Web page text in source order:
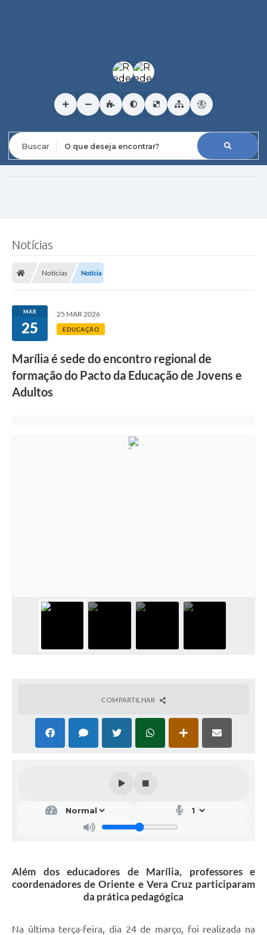
Notícias
Notícias Notícia
MAR
25
25 MAR 2026
EDUCAÇÃO
Marília é sede do encontro regional de
formação do Pacto da Educação de Jovens e
Adultos
COMPARTILHAR
Além dos educadores de Marília, professores e
coordenadores de Oriente e Vera Cruz participaram
da prática pedagógica
Na última terça-feira, dia 24 de março, foi realizada na